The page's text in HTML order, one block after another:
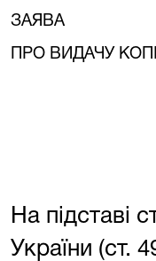
ЗАЯВА
ПРО ВИДАЧУ
На підставі
України (ст.